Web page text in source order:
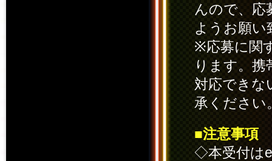
んので、応
ようお願い
※応募に関
ります。
対応できな
承ください
■注意事項
◇本受付は